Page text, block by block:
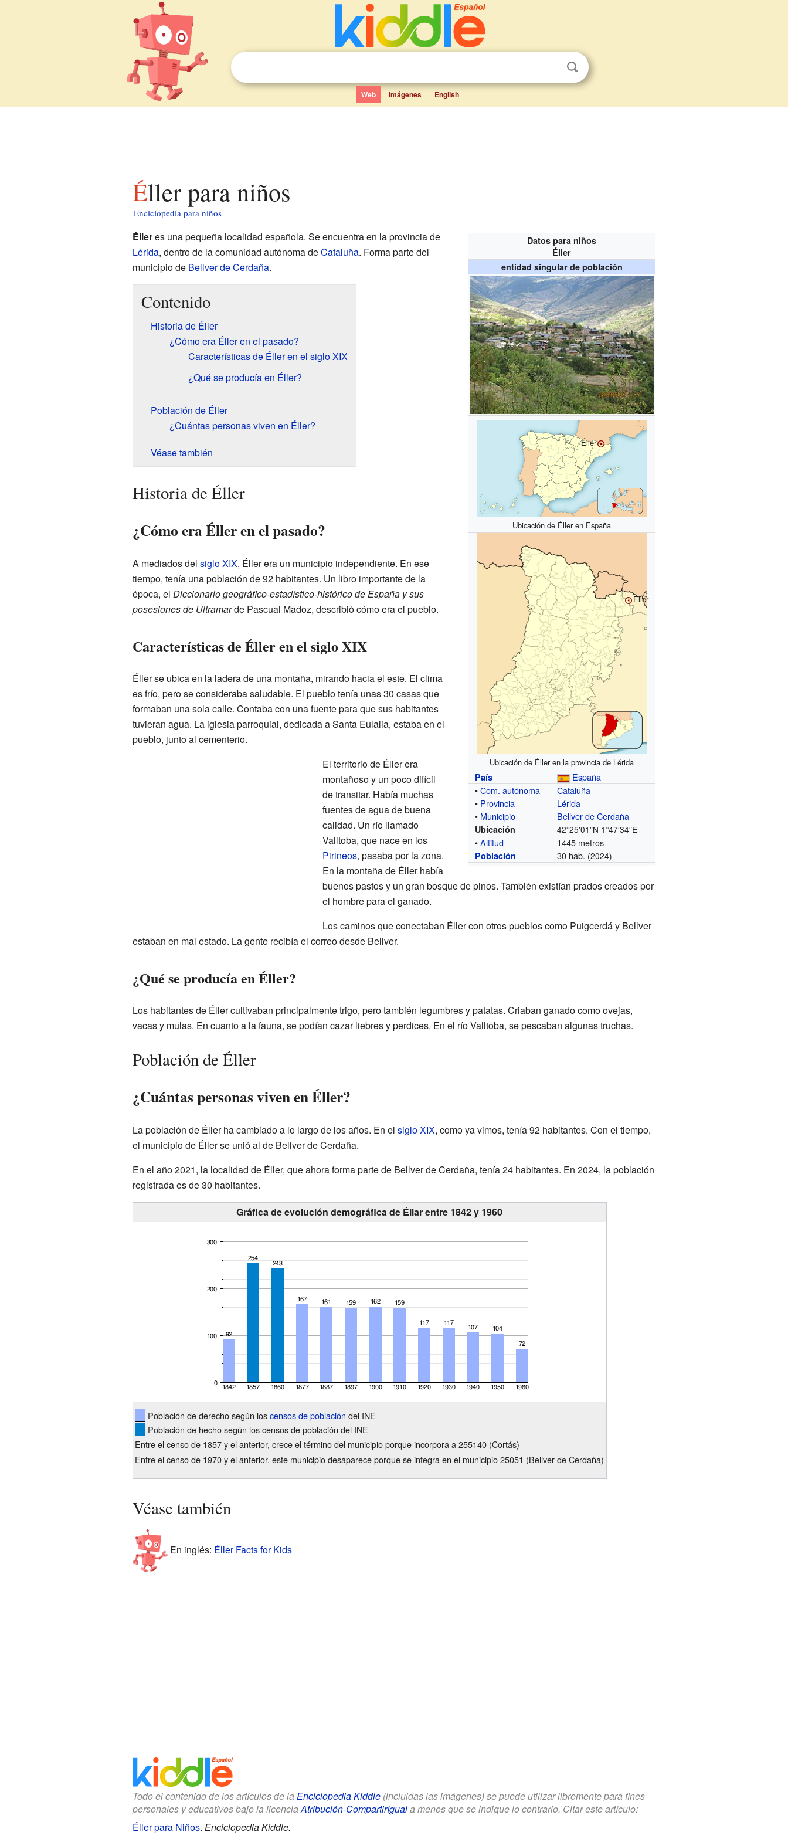
Web Imágenes English
Éller para niños
Enciclopedia para niños
Datos para niños
Éller
entidad singular de población
Éller
Ubicación de Éller en España
Éller
Ubicación de Éller en la provincia de Lérida
País
España
•Com. autónoma
Cataluña
• Provincia
Lérida
• Municipio Bellver de Cerdaña
Ubicación 42°25′01″N 1°47′34″E
•Altitud 1445 metros
Población 30 hab. (2024)
Élleres una pequeña localidad española. Se encuentra en la provincia de
Lérida, dentro de la comunidad autónoma deCataluña. Forma parte del
municipio de Bellver de Cerdaña.
Contenido
Historia de Éller
¿Cómo era Éller en el pasado?
Características de Éller en el siglo XIX
¿Qué se producía en Éller?
Población de Éller
¿Cuántas personas viven en Éller?
Véase también
Historia de Éller
¿Cómo era Éller en el pasado?
A mediados del siglo XIX, Éller era un municipio independiente. En ese
tiempo, tenía una población de 92 habitantes. Un libro importante de la
época, el Diccionario geográfico-estadístico-histórico de España y sus
posesiones de Ultramarde Pascual Madoz, describió cómo era el pueblo.
Características de Éller en el siglo XIX
Éller se ubica en la ladera de una montaña, mirando hacia el este. El clima
es frío, pero se consideraba saludable. El pueblo tenía unas 30 casas que
formaban una sola calle. Contaba con una fuente para que sus habitantes
tuvieran agua. La iglesia parroquial, dedicada a Santa Eulalia, estaba en el
pueblo, junto al cementerio.
El territorio de Éller era
montañoso y un poco difícil
de transitar. Había muchas
fuentes de agua de buena
calidad. Un río llamado
Valltoba, que nace en los
Pirineos, pasaba por la zona.
En la montaña de Éller había
buenos pastos y un gran bosque de pinos. También existían prados creados por
el hombre para el ganado.
Los caminos que conectaban Éller con otros pueblos como Puigcerdá y Bellver
estaban en mal estado. La gente recibía el correo desde Bellver.
¿Qué se producía en Éller?
Los habitantes de Éller cultivaban principalmente trigo, pero también legumbres y patatas. Criaban ganado como ovejas,
vacas y mulas. En cuanto a la fauna, se podían cazar liebres y perdices. En el río Valltoba, se pescaban algunas truchas.
Población de Éller
¿Cuántas personas viven en Éller?
La población de Éller ha cambiado a lo largo de los años. En el siglo XIX, como ya vimos, tenía 92 habitantes. Con el tiempo,
el municipio de Éller se unió al de Bellver de Cerdaña.
En el año 2021, la localidad de Éller, que ahora forma parte de Bellver de Cerdaña, tenía 24 habitantes. En 2024, la población
registrada es de 30 habitantes.
Gráfica de evolución demográfica de Éllar entre 1842 y 1960
Población de derecho según loscensos de población del INE
Población de hecho según los censos de población del INE
Entre el censo de 1857 y el anterior, crece el término del municipio porque incorpora a 255140 (Cortás)
Entre el censo de 1970 y el anterior, este municipio desaparece porque se integra en el municipio 25051 (Bellver de Cerdaña)
Véase también
En inglés: Éller Facts for Kids
Todo el contenido de los artículos de la Enciclopedia Kiddle(incluidas las imágenes) se puede utilizar libremente para fines
personales y educativos bajo la licenciaAtribución-CompartirIguala menos que se indique lo contrario. Citar este artículo:
Éller para Niños. Enciclopedia Kiddle.